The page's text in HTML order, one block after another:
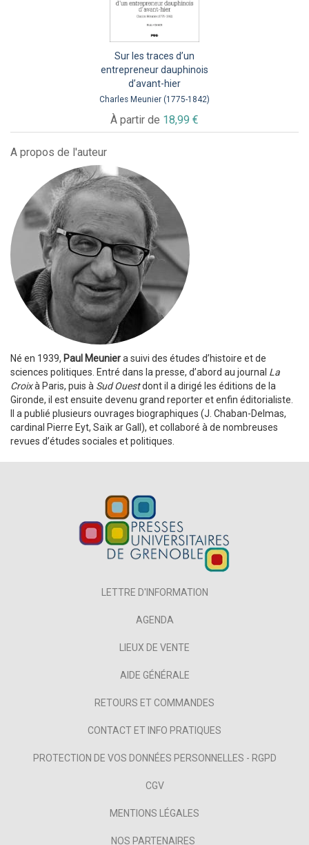
Sur les traces d’un
entrepreneur dauphinois
d’avant-hier
Charles Meunier (1775-1842)
À partir de 18,99 €
A propos de l'auteur
Né en 1939, Paul Meuniera suivi des études d’histoire et de
sciences politiques. Entré dans la presse, d’abord au journal La
Croixà Paris, puis à Sud Ouestdont il a dirigé les éditions de la
Gironde, il est ensuite devenu grand reporter et enfin éditorialiste.
Il a publié plusieurs ouvrages biographiques (J. Chaban-Delmas,
cardinal Pierre Eyt, Saïk ar Gall), et collaboré à de nombreuses
revues d’études sociales et politiques.
LETTRE D'INFORMATION
AGENDA
LIEUX DE VENTE
AIDE GÉNÉRALE
RETOURS ET COMMANDES
CONTACT ET INFO PRATIQUES
PROTECTION DE VOS DONNÉES PERSONNELLES - RGPD
CGV
MENTIONS LÉGALES
NOS PARTENAIRES